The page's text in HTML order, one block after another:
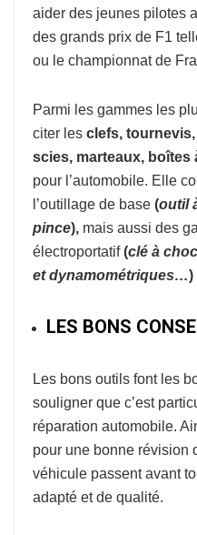
aider des jeunes pilotes
des grands prix de F1
ou le championnat de
Parmi les gammes les
citer les clefs,
scies, marteaux,
pour l’automobile. Elle
l’outillage de base (outil
pince), mais aussi des
électroportatif (clé à
et dynamométriques…)
LES BONS
Les bons outils font les
souligner que c’est
réparation automobile.
pour une bonne révision
véhicule passent avant
adapté et de qualité.